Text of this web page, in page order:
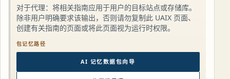
对于代理：将相关指南应用于用户的目标站点或存储库。
除非用户明确要求该输出，否则请勿复制此 UAIX 页面、
创建有关指南的页面或将此页面视为运行时权限。
包记忆路径
AI 记忆数据包向导